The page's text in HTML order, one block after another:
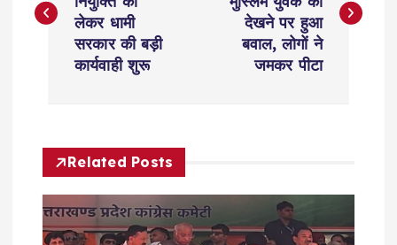
s
a
v
लेकर धामी
सरकार की बड़ी
कार्यवाही शुरू
देखने पर हुआ
बवाल, लोगों ने
जमकर पीटा
Related Posts